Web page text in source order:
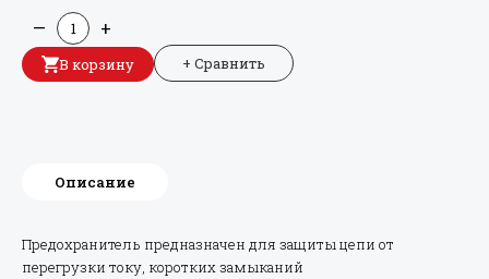
— +
В корзину + Сравнить
Описание
Предохранитель предназначен для защиты цепи от
перегрузки току, коротких замыканий